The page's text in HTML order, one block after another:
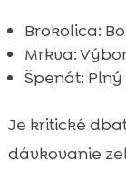
Brokolica:
Mrkva:
Špenát:
Je kritické
dávkovanie